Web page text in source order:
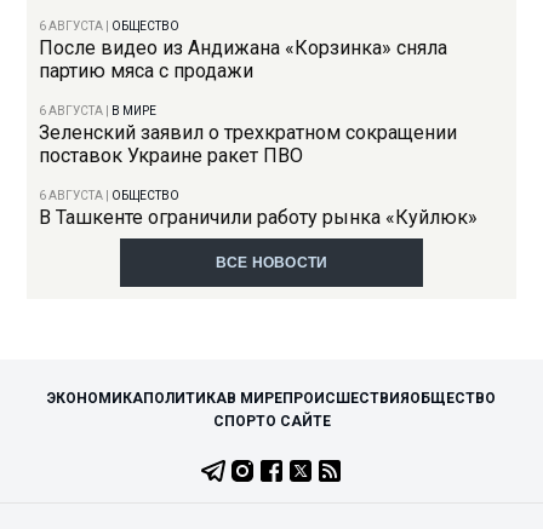
6 АВГУСТА ОБЩЕСТВО
После видео из Андижана «Корзинка» сняла
партию мяса с продажи
6 АВГУСТА В МИРЕ
Зеленский заявил о трехкратном сокращении
поставок Украине ракет ПВО
6 АВГУСТА ОБЩЕСТВО
В Ташкенте ограничили работу рынка «Куйлюк»
ВСЕ НОВОСТИ
ЭКОНОМИКАПОЛИТИКАВ МИРЕПРОИСШЕСТВИЯ ОБЩЕСТВО
СПОРТО САЙТЕ